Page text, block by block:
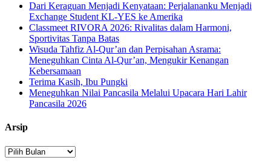
Dari Keraguan Menjadi Kenyataan: Perjalananku Menjadi
Exchange Student KL-YES ke Amerika
Classmeet RIVORA 2026: Rivalitas dalam Harmoni,
Sportivitas Tanpa Batas
Wisuda Tahfiz Al-Qur’an dan Perpisahan Asrama:
Meneguhkan Cinta Al-Qur’an, Mengukir Kenangan
Kebersamaan
Terima Kasih, Ibu Pungki
Meneguhkan Nilai Pancasila Melalui Upacara Hari Lahir
Pancasila 2026
Arsip
Arsip